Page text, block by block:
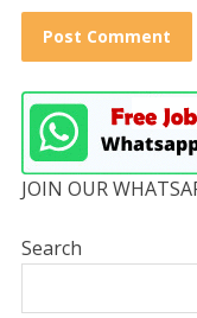
JOIN OUR
Search